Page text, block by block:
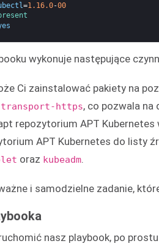
=1.16.0-00
wykonuje następujące
Ci zainstalować pakiety na
https, co pozwala na
repozytorium APT
APT Kubernetes do listy
oraz kubeadm
i samodzielne zadanie,
nasz playbook, po